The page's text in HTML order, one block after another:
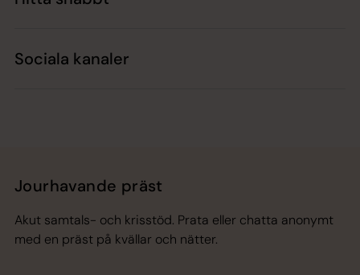
Sociala kanaler
Jourhavande präst
Akut samtals- och krisstöd. Prata eller chatta anonymt
med en präst på kvällar och nätter.